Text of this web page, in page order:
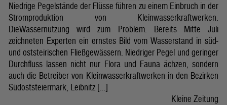
Niedrige Pegelstände der Flüsse führen zu einem Einbruch in der
Stromproduktion von Kleinwasserkraftwerken.
DieWassernutzung wird zum Problem. Bereits Mitte Juli
zeichneten Experten ein ernstes Bild vom Wasserstand in süd-
und oststeirischen Fließgewässern. Niedriger Pegel und geringer
Durchfluss lassen nicht nur Flora und Fauna ächzen, sondern
auch die Betreiber von Kleinwasserkraftwerken in den Bezirken
Südoststeiermark, Leibnitz […]
Kleine Zeitung